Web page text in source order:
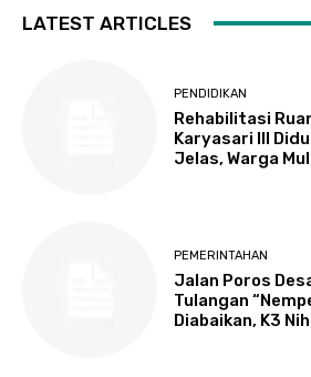
LATEST ARTICLES
PENDIDIKAN
Rehabilitasi
Karyasari III
Jelas, Warga
PEMERINTAHAN
Jalan Poros
Tulangan
Diabaikan, K3